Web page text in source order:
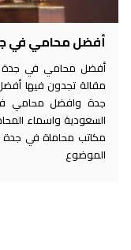
أفضل محامي في
أفضل محامي في جدة
مقالة تجدون فيها
جدة وافضل محامي
السعودية واسماء
مكاتب محاماة في جدة
الموضوع